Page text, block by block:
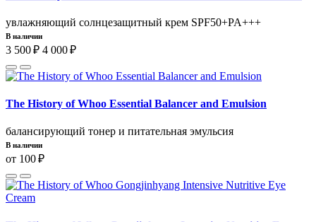
увлажняющий солнцезащитный крем SPF50+PA+++
В наличии
3 500 ₽ 4 000 ₽
The History of Whoo Essential Balancer and Emulsion
балансирующий тонер и питательная эмульсия
В наличии
от 100 ₽